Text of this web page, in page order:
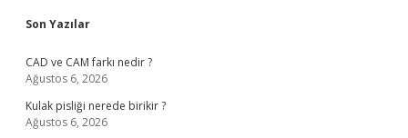
Sidebar
Son Yazılar
CAD ve CAM farkı nedir ?
Ağustos 6, 2026
Kulak pisliği nerede birikir ?
Ağustos 6, 2026